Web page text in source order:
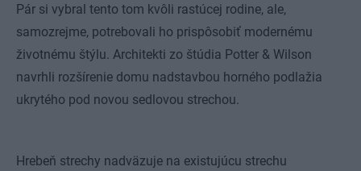
Pár si vybral tento tom kvôli rastúcej rodine, ale,
samozrejme, potrebovali ho prispôsobiť modernému
životnému štýlu. Architekti zo štúdia Potter & Wilson
navrhli rozšírenie domu nadstavbou horného podlažia
ukrytého pod novou sedlovou strechou.
Hrebeň strechy nadväzuje na existujúcu strechu